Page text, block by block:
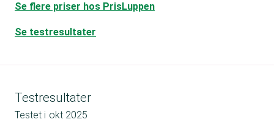
Se flere priser hos PrisLuppen
Se testresultater
Testresultater
Testet i okt 2025